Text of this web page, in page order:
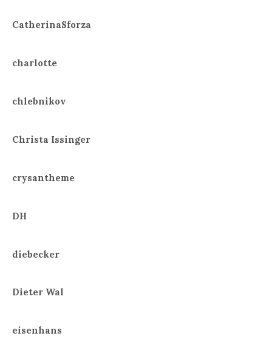
CatherinaSforza
charlotte
chlebnikov
Christa Issinger
crysantheme
DH
diebecker
Dieter Wal
eisenhans